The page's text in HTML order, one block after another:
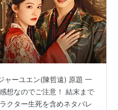
ャーユエン(陳哲遠) 原題 一
想なのでご注意！ 結末まで
クター生死を含めネタバレ